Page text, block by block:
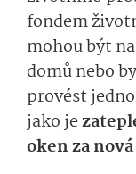
fondem
mohou být
domů nebo
provést
jako je
oken za nová